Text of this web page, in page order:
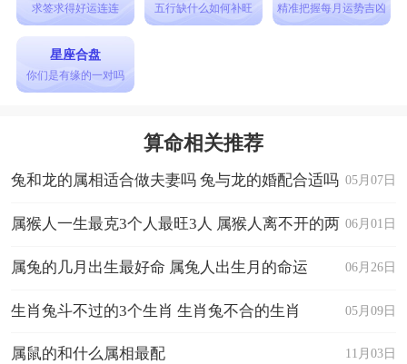
路变得更加稳定一些。
2、佩戴龙龟
属龙人想要转运，可以选择佩戴龙龟。对于身
戴龙龟能够让自己的身体素质越来越稳定，避免被
疾病所包围。
3、佩戴鸡吉祥物
物，起到转运的作用。属鸡是属龙的六合贵人属
相，长期接触会给属龙人的发展带来促进推动作
求签求得好运连连 五行缺什么如何补旺 精准把握每月运势吉凶
星座合盘
你们是有缘的一对吗
算命相关推荐
05月07日
兔和龙的属相适合做夫妻吗 兔与龙的婚配合适吗
06月01日
属猴人一生最克3个人最旺3人 属猴人离不开的两
个贵人是谁 06月26日
属兔的几月出生最好命 属兔人出生月的命运
05月09日
生肖兔斗不过的3个生肖 生肖兔不合的生肖
11月03日
属鼠的和什么属相最配